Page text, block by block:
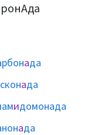
ада
ада
идомонада
ада